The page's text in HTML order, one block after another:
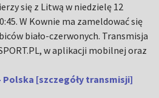
się z Litwą w niedzielę 12
W Kownie ma zameldować się
biało-czerwonych. Transmisja
w aplikacji mobilnej oraz
Polska [szczegóły transmisji]